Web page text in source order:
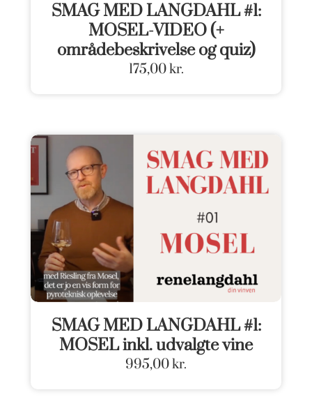
SMAG MED LANGDAHL #1:
MOSEL-VIDEO (+
områdebeskrivelse og quiz)
175,00kr.
SMAG MED LANGDAHL #1:
MOSEL inkl. udvalgte vine
995,00kr.